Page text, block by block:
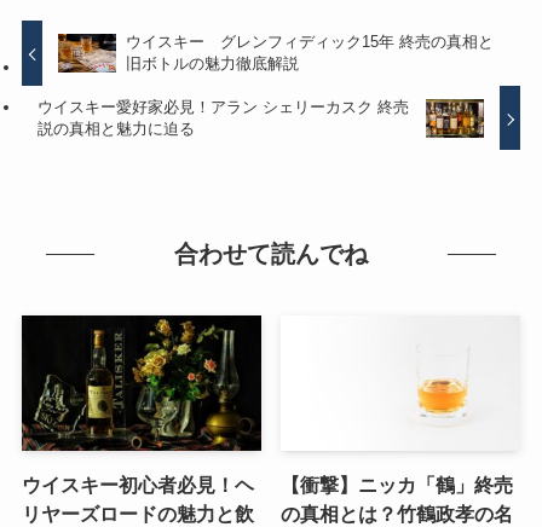
ウイスキー グレンフィディック15年 終売の真相と
旧ボトルの魅力徹底解説
ウイスキー愛好家必見！アラン シェリーカスク 終売
説の真相と魅力に迫る
合わせて読んでね
ウイスキー初心者必見！ヘ
リヤーズロードの魅力と飲
【衝撃】ニッカ「鶴」終売
の真相とは？竹鶴政孝の名